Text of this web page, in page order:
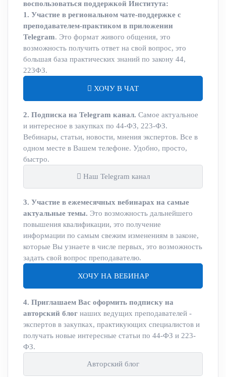
воспользоваться поддержкой Института:
1. Участие в региональном чате-поддержке с
преподавателем-практиком в приложении
Telegram. Это формат живого общения, это
возможность получить ответ на свой вопрос, это
большая база практических знаний по закону 44,
223ФЗ.
ХОЧУ В ЧАТ
2. Подписка на Telegram канал. Самое актуальное
и интересное в закупках по 44-ФЗ, 223-ФЗ.
Вебинары, статьи, новости, мнения экспертов. Все в
одном месте в Вашем телефоне. Удобно, просто,
быстро.
Наш Telegram канал
3. Участие в ежемесячных вебинарах на самые
актуальные темы. Это возможность дальнейшего
повышения квалификации, это получение
информации по самым свежим изменениям в законе,
которые Вы узнаете в числе первых, это возможность
задать свой вопрос преподавателю.
ХОЧУ НА ВЕБИНАР
4. Приглашаем Вас оформить подписку на
авторский блог наших ведущих преподавателей -
экспертов в закупках, практикующих специалистов и
получать новые интересные статьи по 44-ФЗ и 223-
ФЗ.
Авторский блог